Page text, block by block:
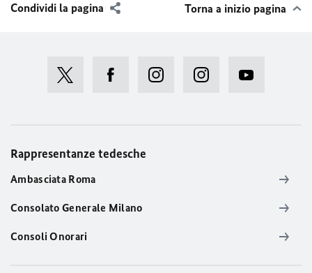
Condividi la pagina Torna a inizio pagina
Rappresentanze tedesche
Ambasciata Roma
Consolato Generale Milano
Consoli Onorari